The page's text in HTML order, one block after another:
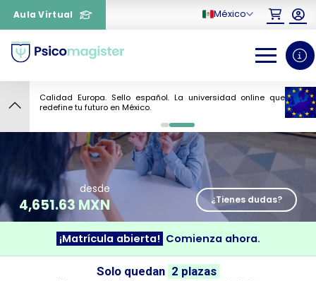
Aula Virtual México
Calidad Europa. Sello español. La universidad online que
redefine tu futuro en México.
0 1
4
desde
4,651.63 MXN ¿Tienes dudas?
¡Matrícula abierta! Comienza ahora.
Solo quedan 2 plazas
¿Necesitas más información